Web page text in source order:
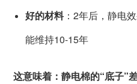
好的材料：2年后，静电
能维持10-15年
这意味着：静电棉的“底子”